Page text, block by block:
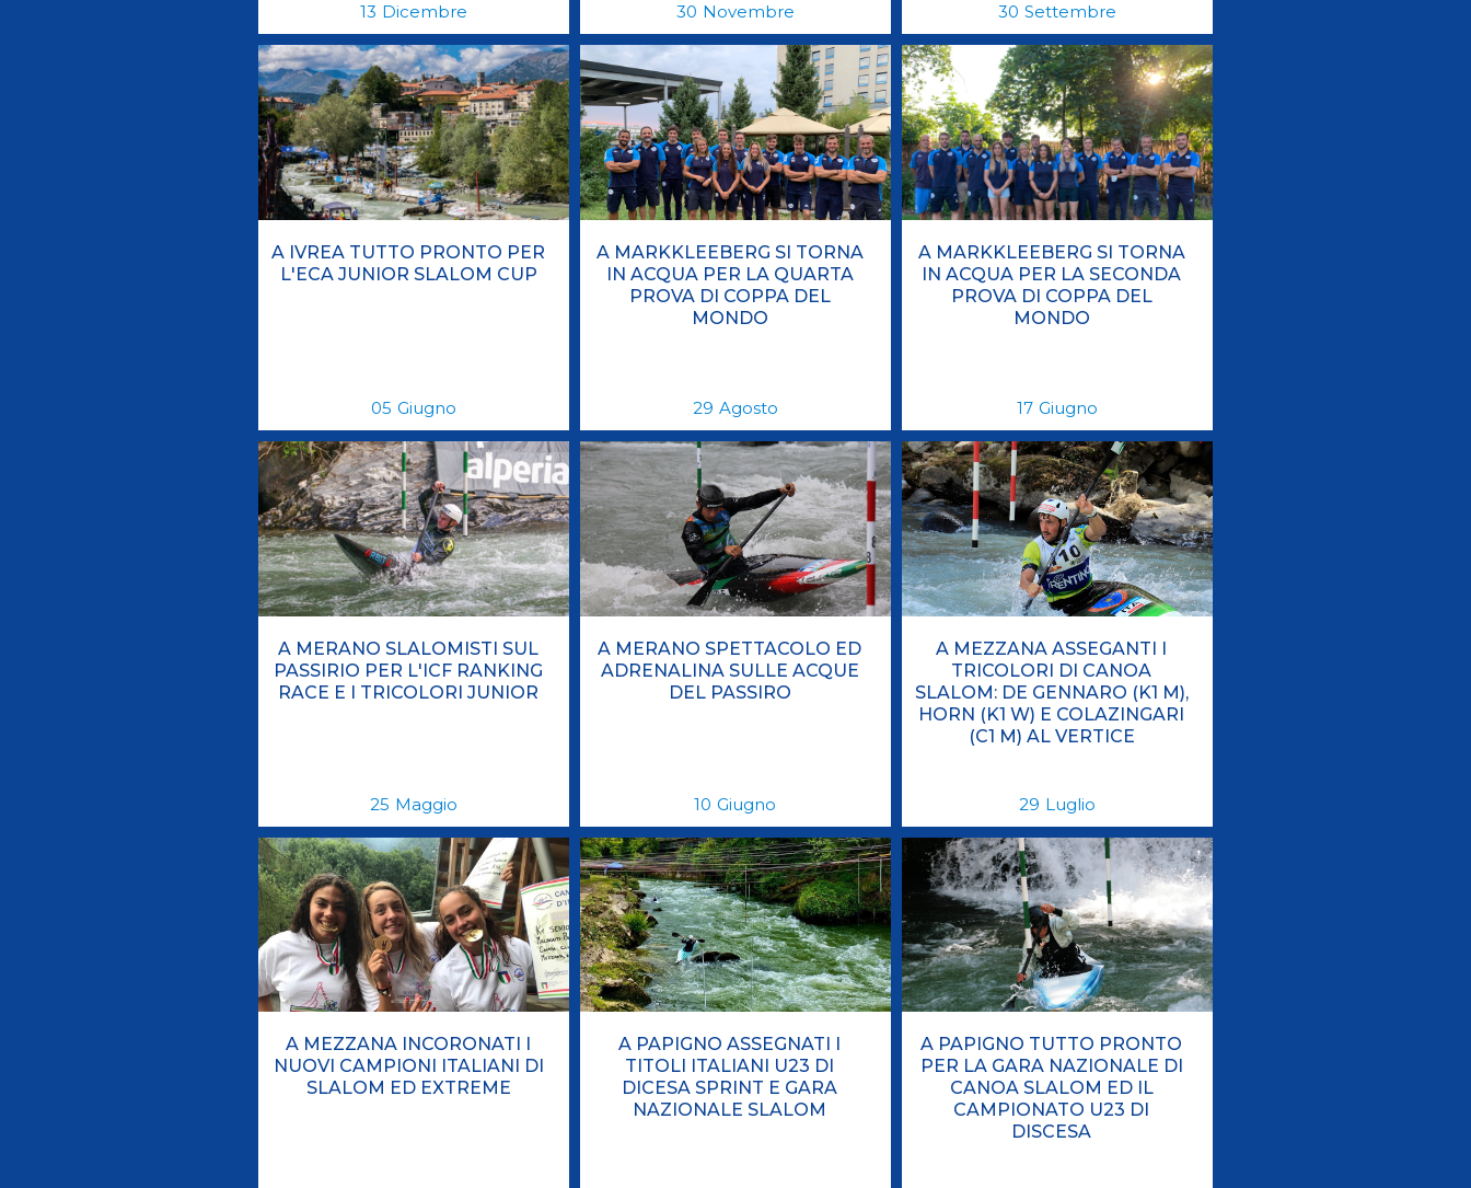
13 Dicembre
30 Novembre 30 Settembre
A IVREA TUTTO PRONTO PER
L'ECA JUNIOR SLALOM CUP
05 Giugno
A MARKKLEEBERG SI TORNA
IN ACQUA PER LA QUARTA
PROVA DI COPPA DEL
MONDO
29 Agosto
A MARKKLEEBERG SI TORNA
IN ACQUA PER LA SECONDA
PROVA DI COPPA DEL
MONDO
17 Giugno
A MERANO SLALOMISTI SUL
PASSIRIO PER L'ICF RANKING
RACE E I TRICOLORI JUNIOR
25 Maggio
A MERANO SPETTACOLO ED
ADRENALINA SULLE ACQUE
DEL PASSIRO
10 Giugno
A MEZZANA ASSEGANTI I
TRICOLORI DI CANOA
SLALOM: DE GENNARO (K1 M),
HORN (K1 W) E COLAZINGARI
(C1 M) AL VERTICE
29 Luglio
A MEZZANA INCORONATI I
NUOVI CAMPIONI ITALIANI DI
SLALOM ED EXTREME
A PAPIGNO ASSEGNATI I
TITOLI ITALIANI U23 DI
DICESA SPRINT E GARA
NAZIONALE SLALOM
A PAPIGNO TUTTO PRONTO
PER LA GARA NAZIONALE DI
CANOA SLALOM ED IL
CAMPIONATO U23 DI
DISCESA